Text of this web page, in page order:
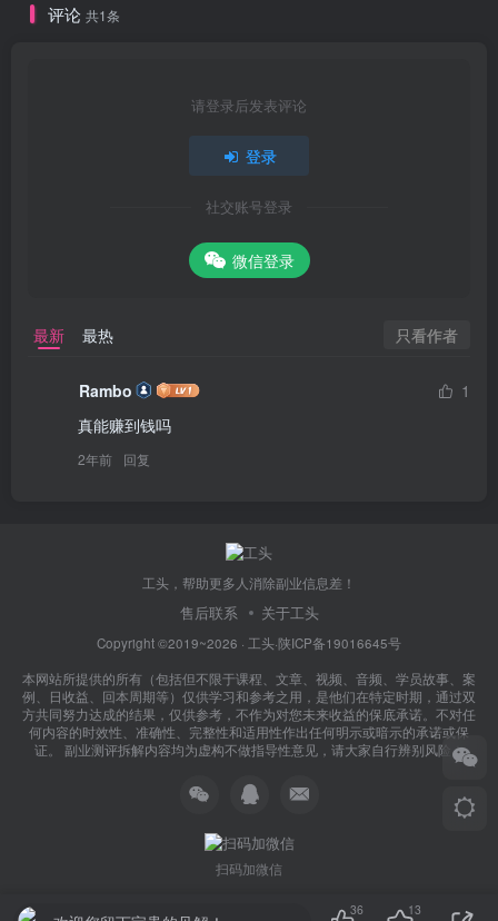
评论 共1条
请登录后发表评论
登录
社交账号登录
微信登录
最新 最热 只看作者
Rambo
1
真能赚到钱吗
2年前 回复
工头，帮助更多人消除副业信息差！
售后联系 关于工头
Copyright ©2019~2026 · 工头·陕ICP备19016645号
本网站所提供的所有（包括但不限于课程、文章、视频、音频、学员故事、案
例、日收益、回本周期等）仅供学习和参考之用，是他们在特定时期，通过双
方共同努力达成的结果，仅供参考，不作为对您未来收益的保底承诺。不对任
何内容的时效性、准确性、完整性和适用性作出任何明示或暗示的承诺或保
证。 副业测评拆解内容均为虚构不做指导性意见，请大家自行辨别风险！
扫码加微信
36 13